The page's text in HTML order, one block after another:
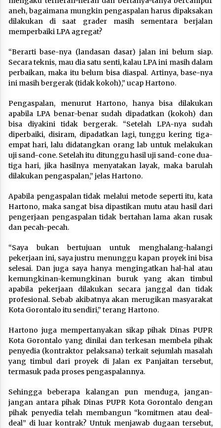
aneh, bagaimana mungkin pengaspalan harus dipaksakan
dilakukan di saat grader masih sementara berjalan
memperbaiki LPA agregat?
“Berarti base-nya (landasan dasar) jalan ini belum siap.
Secara teknis, mau dia satu senti, kalau LPA ini masih dalam
perbaikan, maka itu belum bisa diaspal. Artinya, base-nya
ini masih bergerak (tidak kokoh),” ucap Hartono.
Pengaspalan, menurut Hartono, hanya bisa dilakukan
apabila LPA benar-benar sudah dipadatkan (kokoh) dan
bisa diyakini tidak bergerak. “Setelah LPA-nya sudah
diperbaiki, disiram, dipadatkan lagi, tunggu kering tiga-
empat hari, lalu didatangkan orang lab untuk melakukan
uji sand-cone. Setelah itu ditunggu hasil uji sand-cone dua-
tiga hari, jika hasilnya menyatakan layak, maka barulah
dilakukan pengaspalan,” jelas Hartono.
Apabila pengaspalan tidak melalui metode seperti itu, kata
Hartono, maka sangat bisa dipastikan mutu atau hasil dari
pengerjaan pengaspalan tidak bertahan lama akan rusak
dan pecah-pecah.
“Saya bukan bertujuan untuk menghalang-halangi
pekerjaan ini, saya justru menunggu kapan proyek ini bisa
selesai. Dan juga saya hanya mengingatkan hal-hal atau
kemungkinan-kemungkinan buruk yang akan timbul
apabila pekerjaan dilakukan secara janggal dan tidak
profesional. Sebab akibatnya akan merugikan masyarakat
Kota Gorontalo itu sendiri,” terang Hartono.
Hartono juga mempertanyakan sikap pihak Dinas PUPR
Kota Gorontalo yang dinilai dan terkesan membela pihak
penyedia (kontraktor pelaksana) terkait sejumlah masalah
yang timbul dari proyek di Jalan ex Panjaitan tersebut,
termasuk pada proses pengaspalannya.
Sehingga beberapa kalangan pun menduga, jangan-
jangan antara pihak Dinas PUPR Kota Gorontalo dengan
pihak penyedia telah membangun “komitmen atau deal-
deal” di luar kontrak? Untuk menjawab dugaan tersebut,